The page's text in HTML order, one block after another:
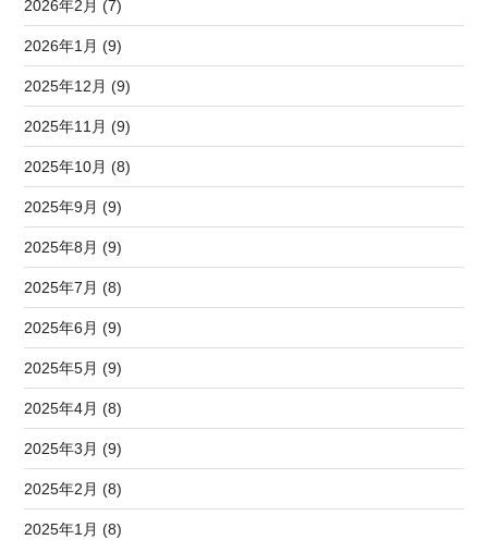
2026年2月 (7)
2026年1月 (9)
2025年12月 (9)
2025年11月 (9)
2025年10月 (8)
2025年9月 (9)
2025年8月 (9)
2025年7月 (8)
2025年6月 (9)
2025年5月 (9)
2025年4月 (8)
2025年3月 (9)
2025年2月 (8)
2025年1月 (8)